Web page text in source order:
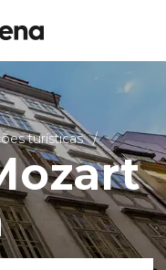
turísticas